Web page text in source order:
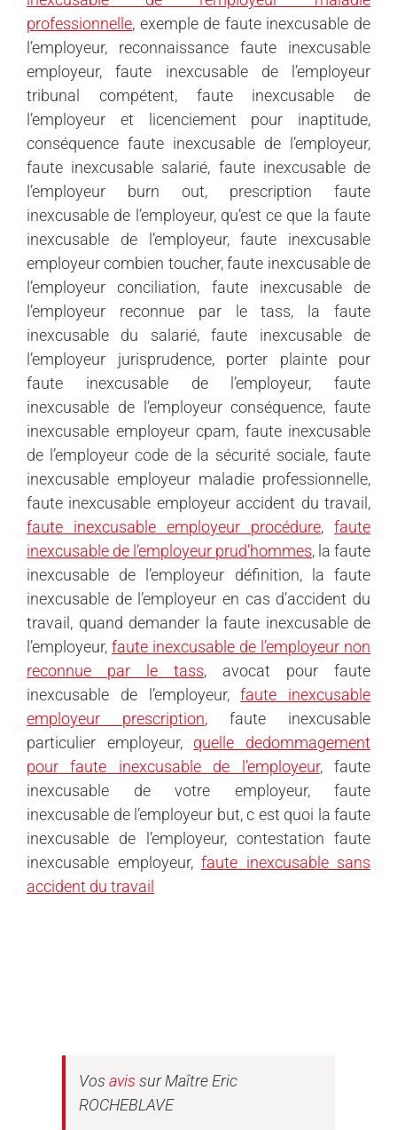
professionnelle, exemple de faute inexcusable de
l’employeur, reconnaissance faute inexcusable
employeur, faute inexcusable de l’employeur
tribunal compétent, faute inexcusable de
l’employeur et licenciement pour inaptitude,
conséquence faute inexcusable de l’employeur,
faute inexcusable salarié, faute inexcusable de
l’employeur burn out, prescription faute
inexcusable de l’employeur, qu’est ce que la faute
inexcusable de l’employeur, faute inexcusable
employeur combien toucher, faute inexcusable de
l’employeur conciliation, faute inexcusable de
l’employeur reconnue par le tass, la faute
inexcusable du salarié, faute inexcusable de
l’employeur jurisprudence, porter plainte pour
faute inexcusable de l’employeur, faute
inexcusable de l’employeur conséquence, faute
inexcusable employeur cpam, faute inexcusable
de l’employeur code de la sécurité sociale, faute
inexcusable employeur maladie professionnelle,
faute inexcusable employeur accident du travail,
faute inexcusable employeur procédure, faute
inexcusable de l’employeur prud’hommes, la faute
inexcusable de l’employeur définition, la faute
inexcusable de l’employeur en cas d’accident du
travail, quand demander la faute inexcusable de
l’employeur, faute inexcusable de l’employeur non
reconnue par le tass, avocat pour faute
inexcusable de l’employeur,faute inexcusable
employeur prescription, faute inexcusable
particulier employeur, quelle dedommagement
pour faute inexcusable de l’employeur, faute
inexcusable de votre employeur, faute
inexcusable de l’employeur but, c est quoi la faute
inexcusable de l’employeur, contestation faute
inexcusable employeur, faute inexcusable sans
accident du travail
Vos avis sur Maître Eric
ROCHEBLAVE